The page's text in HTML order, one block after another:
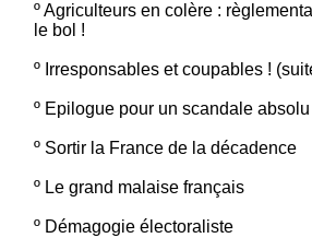
ºAgriculteurs en colère :
le bol !
º Irresponsables et coupables !
º Epilogue pour un scandale absolu
º Sortir la France de la décadence
º Le grand malaise français
º Démagogie électoraliste